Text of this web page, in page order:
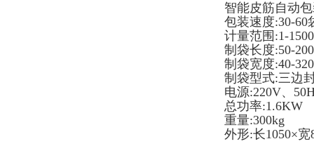
智能皮筋自动
包装速度:30-60
计量范围:1-
制袋长度:50-
制袋宽度:40-
制袋型式:三边
电源:220V、
总功率:1.6KW
重量:300kg
外形:长1050×宽